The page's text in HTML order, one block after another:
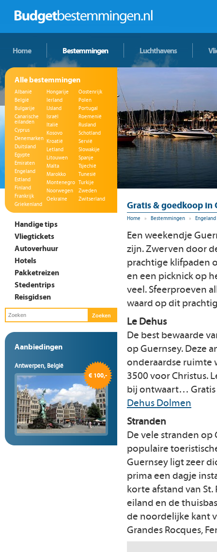
Home Bestemmingen Luchthavens
Alle bestemmingen
Albanië
België
Bulgarije
Canarische
eilanden
Cyprus
Denemarken
Duitsland
Egypte
Emiraten
Engeland
Estland
Finland
Frankrijk
Griekenland
Hongarije
Ierland
IJsland
Israël
Italië
Kosovo
Kroatië
Letland
Litouwen
Malta
Marokko
Montenegro
Noorwegen
Oekraïne
Oostenrijk
Polen
Portugal
Roemenië
Rusland
Schotland
Servië
Slowakije
Spanje
Tsjechië
Tunesië
Turkije
Zweden
Zwitserland
Handige tips
Vliegtickets
Autoverhuur
Hotels
Pakketreizen
Stedentrips
Reisgidsen
Aanbiedingen
Antwerpen, België
€ 100,-
Gratis & goedkoop in
Home » Bestemmingen » Engeland
Een weekendje
zijn. Zwerven door
prachtige klifpaden
en een picknick op
veel. Sfeerproeven
waard op dit
Le Dehus
De best bewaarde
op Guernsey. Deze
onderaardse ruimte
3500 voor Christus.
bij ontwaart… Gratis
Dehus Dolmen
Stranden
De vele stranden op
populaire
Guernsey ligt zeer
prima een dagje
korte afstand van St.
eiland en de
de noordelijke kant
Grandes Rocques,